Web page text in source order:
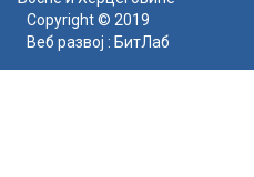
Copyright © 2019
Веб развој : БитЛаб